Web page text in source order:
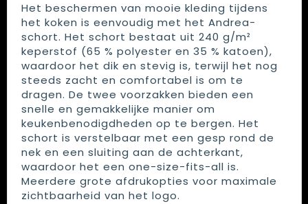
Het beschermen van mooie kleding tijdens
het koken is eenvoudig met het Andrea-
schort. Het schort bestaat uit 240 g/m²
keperstof (65 % polyester en 35 % katoen),
waardoor het dik en stevig is, terwijl het nog
steeds zacht en comfortabel is om te
dragen. De twee voorzakken bieden een
snelle en gemakkelijke manier om
keukenbenodigdheden op te bergen. Het
schort is verstelbaar met een gesp rond de
nek en een sluiting aan de achterkant,
waardoor het een one-size-fits-all is.
Meerdere grote afdrukopties voor maximale
zichtbaarheid van het logo.